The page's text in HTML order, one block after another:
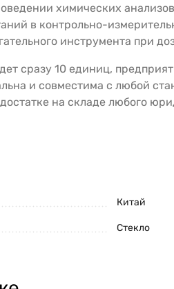
химических
в контрольно-
инструмента при
сразу 10 единиц,
и совместима с любой
на складе любого
Китай
Стекло